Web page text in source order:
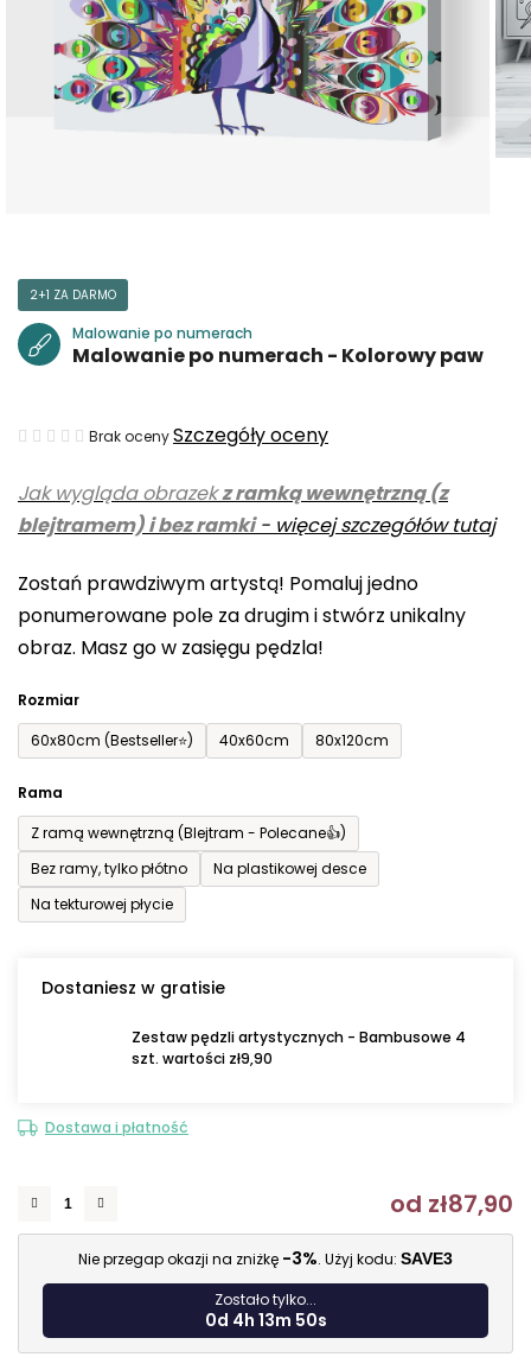
Jak wygląda obrazekz ramką wewnętrzną (z
blejtramem) i bez ramki- więcej szczegółów tutaj
Zostań prawdziwym artystą! Pomaluj jedno
ponumerowane pole za drugim i stwórz unikalny
obraz. Masz go w zasięgu pędzla!
Rozmiar
60x80cm (Bestseller⭐)
40x60cm 80x120cm
Rama
Z ramą wewnętrzną (Blejtram - Polecane👍)
Bez ramy, tylko płótno
Na plastikowej desce
Na tekturowej płycie
Dostaniesz w gratisie
Zestaw pędzli artystycznych - Bambusowe 4
szt. wartości zł9,90
Dostawa i płatność
od zł87,90
Nie przegap okazji na zniżkę -3%. Użyj kodu: SAVE3
Zostało tylko...
0d 4h 13m 49s
2+1 ZA DARMO
Malowanie po numerach
Malowanie po numerach - Kolorowy paw
Średnia
produktu
wynosi
na
5
gwiazdek.
Brak ocenySzczegóły oceny